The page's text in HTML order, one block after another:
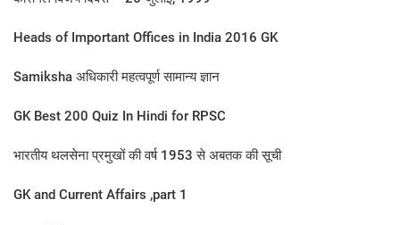
Heads of Important Offices in India 2016 GK
Samiksha अधिकारी महत्वपूर्ण सामान्य ज्ञान
GK Best 200 Quiz In Hindi for RPSC
भारतीय थलसेना प्रमुखों की वर्ष 1953 से अबतक की सूची
GK and Current Affairs ,part 1